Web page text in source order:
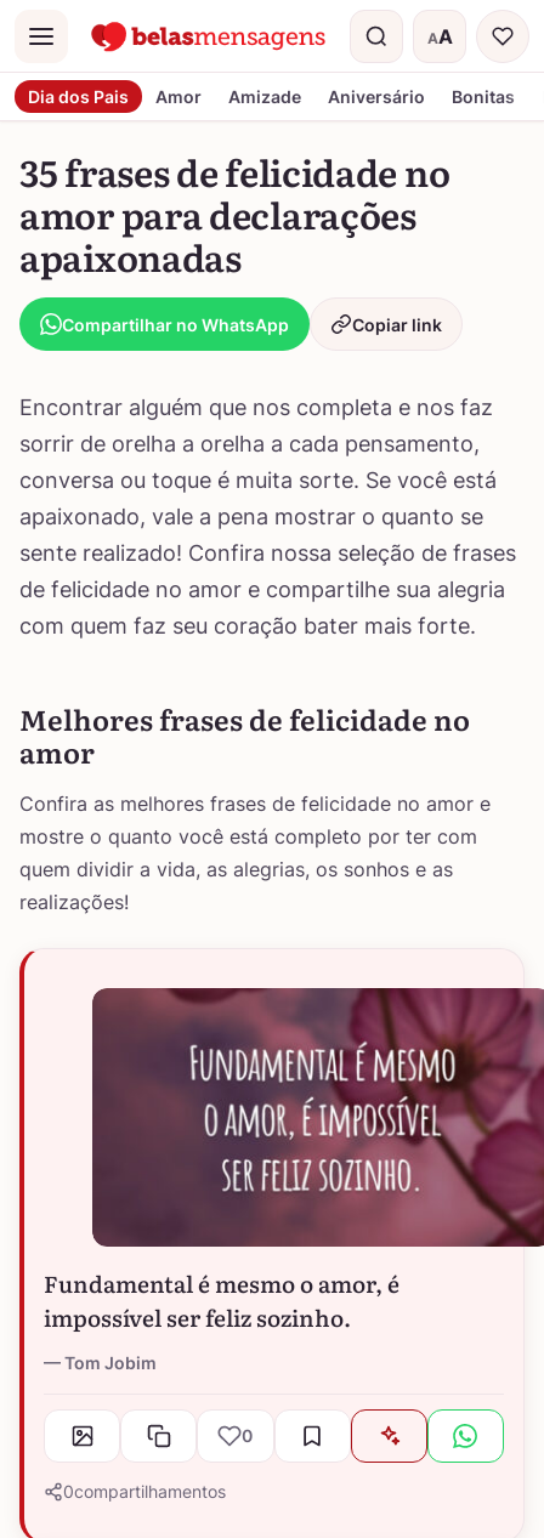
Menu AA
Tamanho do
Dia dos Pais Amor Amizade Aniversário Bonitas
35 frases de felicidade no
amor para declarações
apaixonadas
Compartilhar no WhatsApp Copiar link
Encontrar alguém que nos completa e nos faz
sorrir de orelha a orelha a cada pensamento,
conversa ou toque é muita sorte. Se você está
apaixonado, vale a pena mostrar o quanto se
sente realizado! Confira nossa seleção de frases
de felicidade no amor e compartilhe sua alegria
com quem faz seu coração bater mais forte.
Melhores frases de felicidade no
amor
Confira as melhores frases de felicidade no amor e
mostre o quanto você está completo por ter com
quem dividir a vida, as alegrias, os sonhos e as
realizações!
Fundamental é mesmo o amor, é
impossível ser feliz sozinho.
Tom Jobim
0
0compartilhamentos